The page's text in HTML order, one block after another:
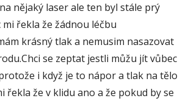
nějaký laser ale ten byl stále prý
řekla že žádnou léčbu
krásný tlak a nemusim nasazovat
se zeptat jestli můžu jít vůbec
i když je to nápor a tlak na tělo
řekla že v klidu ano a že pokud by se